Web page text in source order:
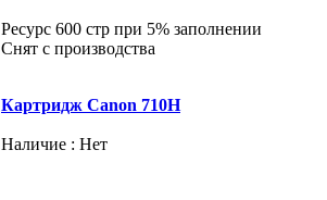
Ресурс 600 стр при 5% заполнении
Снят с производства
Картридж Canon 710H
Наличие : Нет